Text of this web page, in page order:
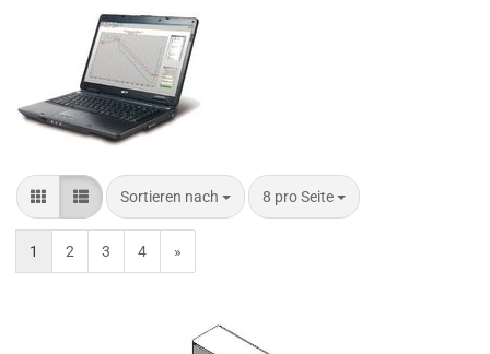
Sortieren nach 8 pro Seite
1 2 3 4 »